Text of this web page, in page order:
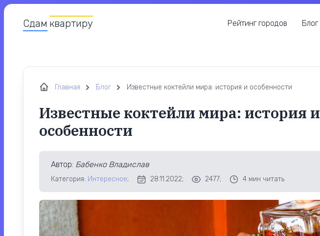
Сдам квартиру Рейтинг городов Блог
Главная Блог Известные коктейли мира: история и особенности
Известные коктейли мира: история и
особенности
Автор: Бабенко Владислав
Категория: Интересное; 28.11.2022; 2477; 4 мин читать